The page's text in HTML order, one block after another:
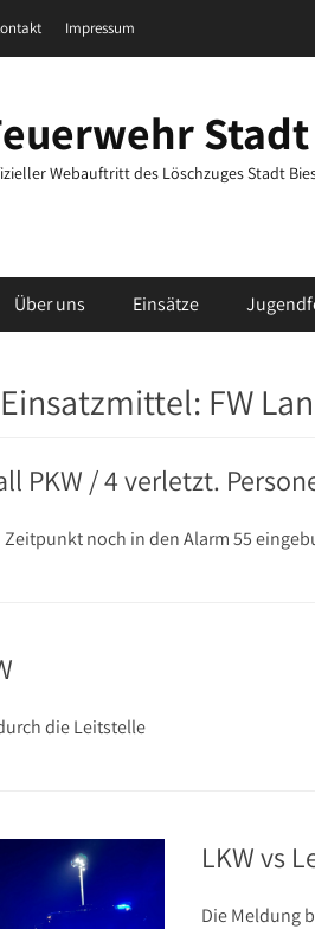
Menu
Impressum
Webauftritt des Löschzuges Stadt
Über uns Einsätze
FW
PKW / 4 verletzt.
Zeitpunkt noch in den Alarm 55
die Leitstelle
LKW vs
Die Meldung